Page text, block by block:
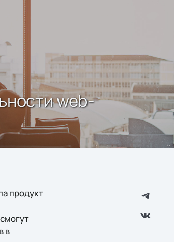
web-
продукт
в